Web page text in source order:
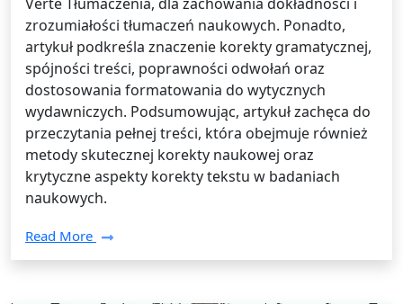
Verte Tłumaczenia, dla zachowania dokładności i
zrozumiałości tłumaczeń naukowych. Ponadto,
artykuł podkreśla znaczenie korekty gramatycznej,
spójności treści, poprawności odwołań oraz
dostosowania formatowania do wytycznych
wydawniczych. Podsumowując, artykuł zachęca do
przeczytania pełnej treści, która obejmuje również
metody skutecznej korekty naukowej oraz
krytyczne aspekty korekty tekstu w badaniach
naukowych.
Read More